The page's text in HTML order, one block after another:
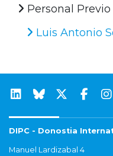
Personal Previo
Luis Antonio
DIPC - Donostia
Manuel Lardizabal 4